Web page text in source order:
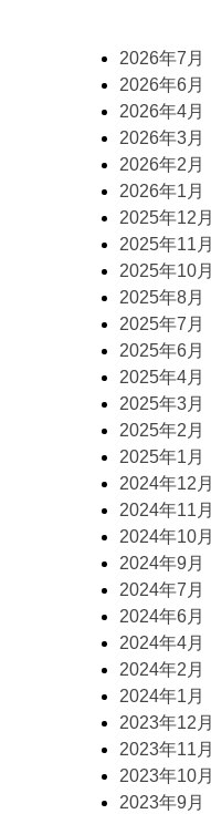
2026年7月
2026年6月
2026年4月
2026年3月
2026年2月
2026年1月
2025年12月
2025年11月
2025年10月
2025年8月
2025年7月
2025年6月
2025年4月
2025年3月
2025年2月
2025年1月
2024年12月
2024年11月
2024年10月
2024年9月
2024年7月
2024年6月
2024年4月
2024年2月
2024年1月
2023年12月
2023年11月
2023年10月
2023年9月